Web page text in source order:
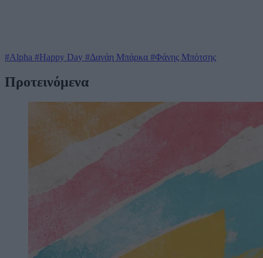
#Alpha #Happy Day #Δανάη Μπάρκα #Φάνης Μπότσης
Προτεινόμενα